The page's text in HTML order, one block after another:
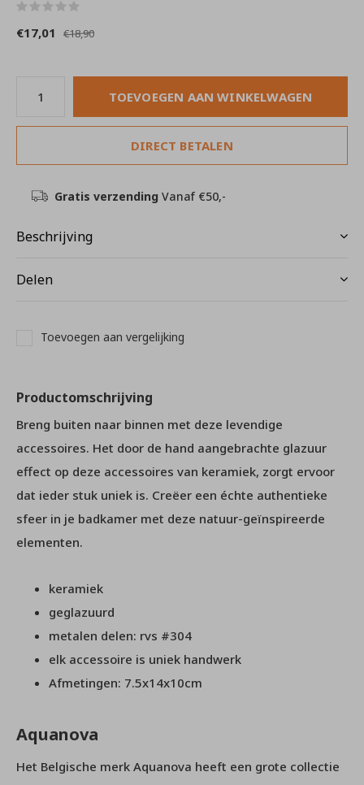
€17,01 €18,90
TOEVOEGEN AAN WINKELWAGEN
DIRECT BETALEN
Gratis verzending Vanaf €50,-
Beschrijving
Delen
Toevoegen aan vergelijking
Productomschrijving
Breng buiten naar binnen met deze levendige
accessoires. Het door de hand aangebrachte glazuur
effect op deze accessoires van keramiek, zorgt ervoor
dat ieder stuk uniek is. Creëer een échte authentieke
sfeer in je badkamer met deze natuur-geïnspireerde
elementen.
keramiek
geglazuurd
metalen delen: rvs #304
elk accessoire is uniek handwerk
Afmetingen: 7.5x14x10cm
Aquanova
Het Belgische merk Aquanova heeft een grote collectie